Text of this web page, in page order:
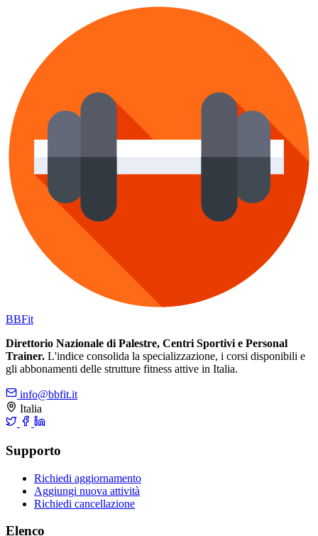
BBFit
Direttorio Nazionale di Palestre, Centri Sportivi e Personal
Trainer. L'indice consolida la specializzazione, i corsi disponibili e
gli abbonamenti delle strutture fitness attive in Italia.
info@bbfit.it
Italia
Supporto
Richiedi aggiornamento
Aggiungi nuova attività
Richiedi cancellazione
Elenco